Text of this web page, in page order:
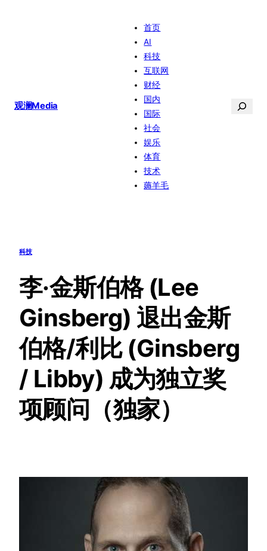
观澜Media
首页
AI
科技
互联网
财经
国内
国际
社会
娱乐
体育
技术
薅羊毛
搜
科技
李·金斯伯格 (Lee
Ginsberg) 退出金斯
伯格/利比 (Ginsberg
/ Libby) 成为独立奖
项顾问（独家）